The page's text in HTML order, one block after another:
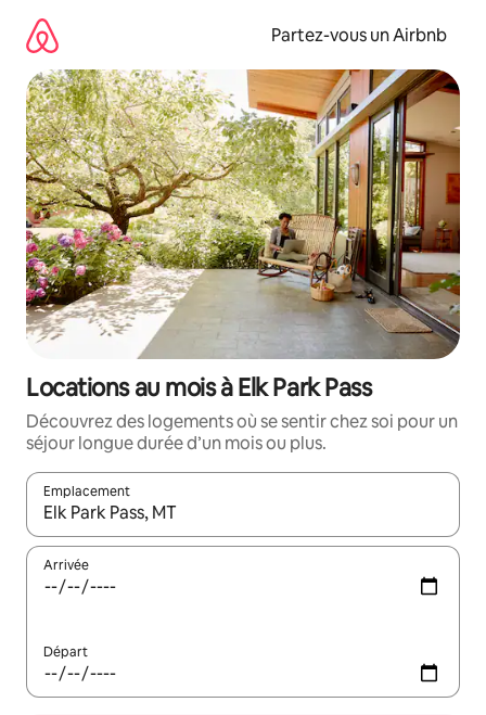
directement
contenu
Partez-vous un Airbnb
Locations au mois à Elk Park Pass
Découvrez des logements où se sentir chez soi pour un
séjour longue durée d’un mois ou plus.
Emplacement
Quand les résultats sont affichés, parcourez-les en utilisant
Arrivée
Départ